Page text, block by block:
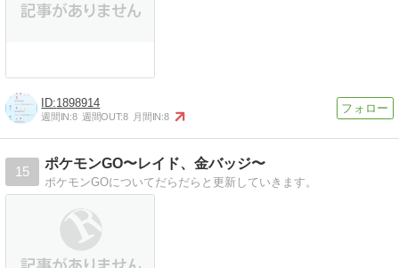
1898914
週間IN:8 週間OUT:8 月間IN:8
15
ポケモンGO〜レイド、金バッジ〜
ポケモンGOについてだらだらと更新していきます。